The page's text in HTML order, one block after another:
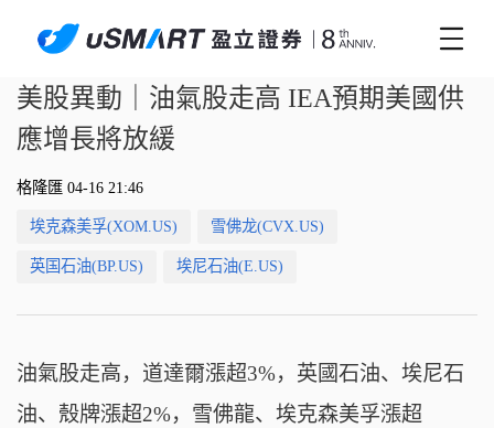
美股異動｜油氣股走高 IEA預期美國供
應增長將放緩
格隆匯 04-16 21:46
埃克森美孚(XOM.US) 雪佛龙(CVX.US)
英国石油(BP.US) 埃尼石油(E.US)
油氣股走高，道達爾漲超3%，英國石油、埃尼石
油、殼牌漲超2%，雪佛龍、埃克森美孚漲超